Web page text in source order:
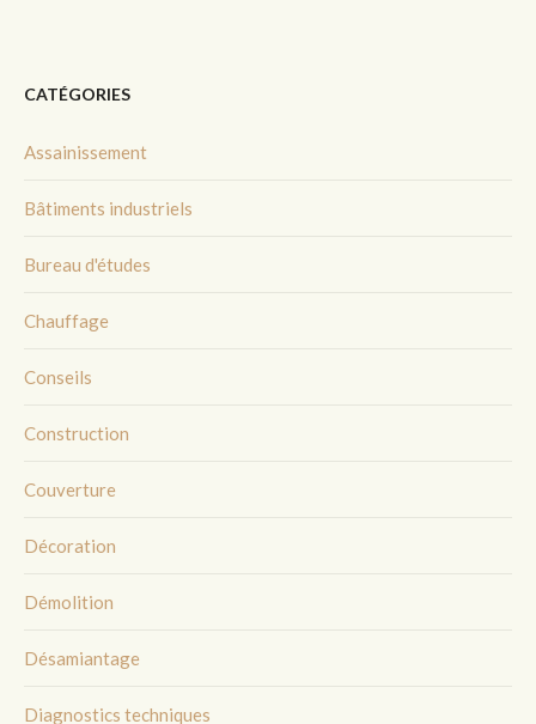
CATÉGORIES
Assainissement
Bâtiments industriels
Bureau d'études
Chauffage
Conseils
Construction
Couverture
Décoration
Démolition
Désamiantage
Diagnostics techniques